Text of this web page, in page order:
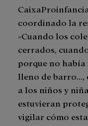
coordinado la
«Cuando los
cerrados,
porque no
lleno de barro…,
a los niños y
estuvieran
vigilar cómo